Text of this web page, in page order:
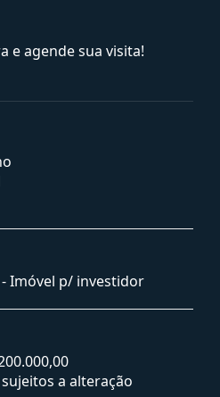
e agende sua visita!
Imóvel p/ investidor
a alteração